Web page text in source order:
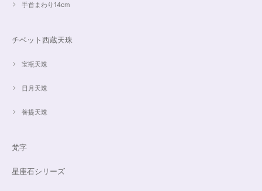
手首まわり14cm
チベット西蔵天珠
宝瓶天珠
日月天珠
菩提天珠
梵字
星座石シリーズ